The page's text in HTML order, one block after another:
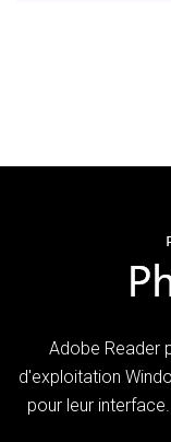
Adobe Reader
d'exploitation
pour leur